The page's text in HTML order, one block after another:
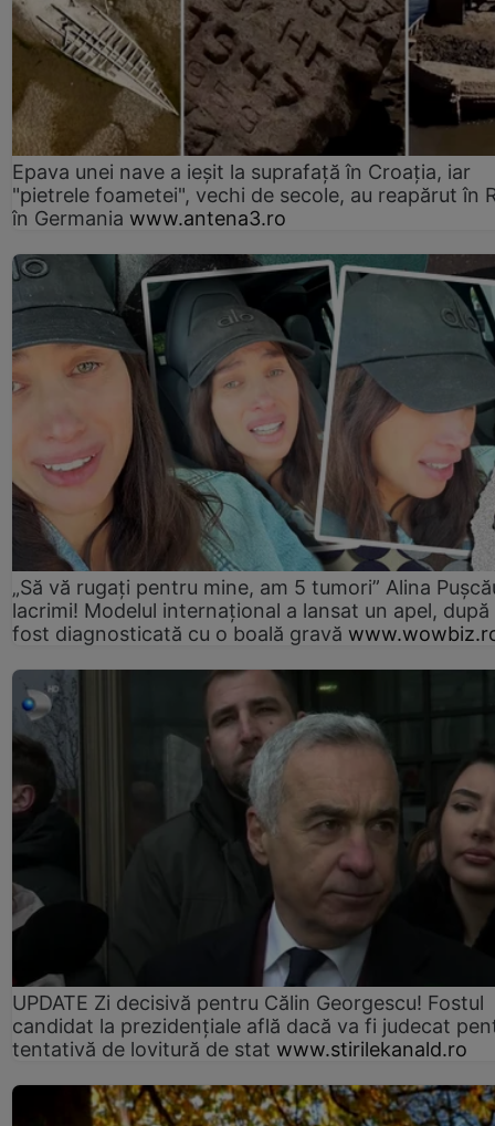
Epava unei nave a ieșit la suprafață în Croația, iar
"pietrele foametei", vechi de secole, au reapărut în
în Germania www.antena3.ro
„Să vă rugați pentru mine, am 5 tumori” Alina
lacrimi! Modelul internațional a lansat un apel, după
fost diagnosticată cu o boală gravă
UPDATE Zi decisivă pentru Călin Georgescu! Fostul
candidat la prezidențiale află dacă va fi judecat
tentativă de lovitură de stat www.stirilekanald.ro